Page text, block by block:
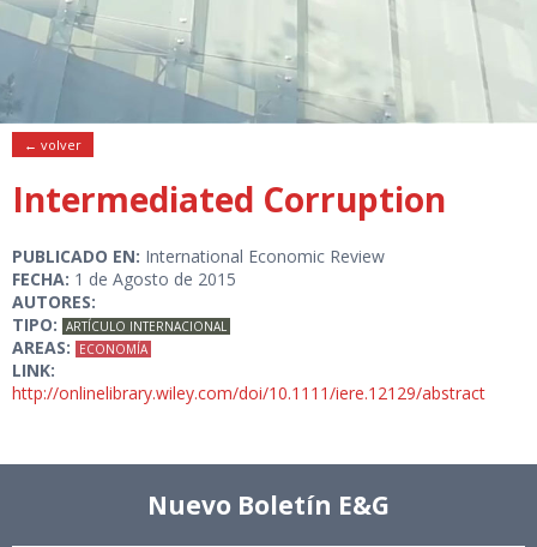
← volver
Intermediated Corruption
PUBLICADO EN: International Economic Review
FECHA: 1 de Agosto de 2015
AUTORES:
TIPO: ARTÍCULO INTERNACIONAL
AREAS: ECONOMÍA
LINK:
http://onlinelibrary.wiley.com/doi/10.1111/iere.12129/abstract
Nuevo Boletín E&G